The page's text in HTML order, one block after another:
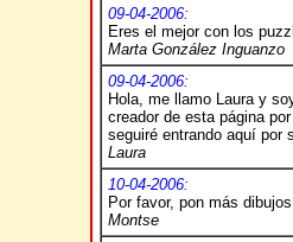
09-04-2006:
Eres el mejor con los
Marta González Inguanzo
09-04-2006:
Hola, me llamo Laura y
creador de esta página
seguiré entrando aquí por
Laura
10-04-2006:
Por favor, pon más
Montse